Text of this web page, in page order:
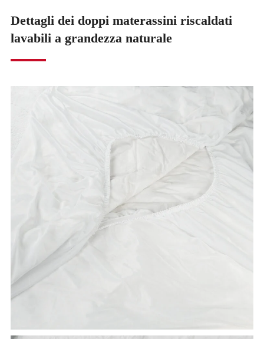
Dettagli dei doppi materassini riscaldati
lavabili a grandezza naturale